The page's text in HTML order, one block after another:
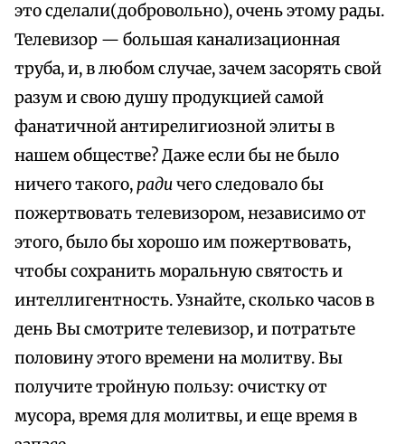
это сделали(добровольно), очень этому рады.
Телевизор — большая канализационная
труба, и, в любом случае, зачем засорять свой
разум и свою душу продукцией самой
фанатичной антирелигиозной элиты в
нашем обществе? Даже если бы не было
ничего такого,радичего следовало бы
пожертвовать телевизором, независимо от
этого, было бы хорошо им пожертвовать,
чтобы сохранить моральную святость и
интеллигентность. Узнайте, сколько часов в
день Вы смотрите телевизор, и потратьте
половину этого времени на молитву. Вы
получите тройную пользу: очистку от
мусора, время для молитвы, и еще время в